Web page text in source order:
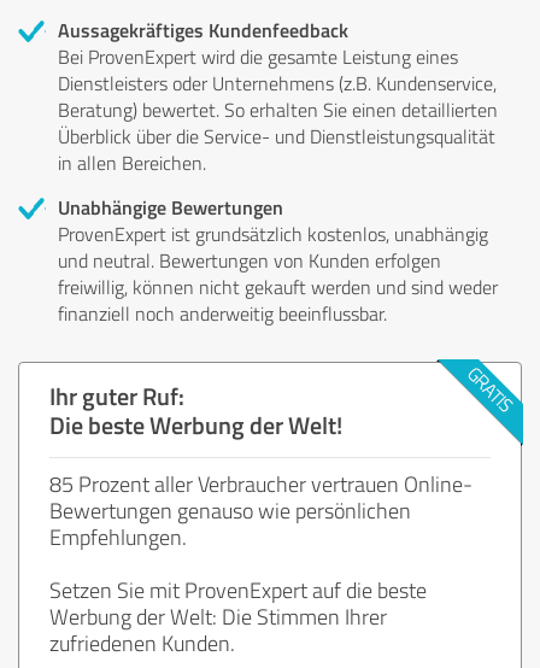
Aussagekräftiges Kundenfeedback
Bei ProvenExpert wird die gesamte Leistung eines
Dienstleisters oder Unternehmens (z.B. Kundenservice,
Beratung) bewertet. So erhalten Sie einen detaillierten
Überblick über die Service- und Dienstleistungsqualität
in allen Bereichen.
Unabhängige Bewertungen
ProvenExpert ist grundsätzlich kostenlos, unabhängig
und neutral. Bewertungen von Kunden erfolgen
freiwillig, können nicht gekauft werden und sind weder
finanziell noch anderweitig beeinflussbar.
Ihr guter Ruf:
Die beste Werbung der Welt!
85 Prozent aller Verbraucher vertrauen Online-
Bewertungen genauso wie persönlichen
Empfehlungen.
Setzen Sie mit ProvenExpert auf die beste
Werbung der Welt: Die Stimmen Ihrer
zufriedenen Kunden.